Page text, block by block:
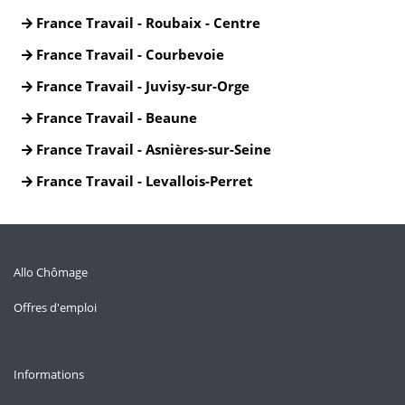
France Travail - Roubaix - Centre
France Travail - Courbevoie
France Travail - Juvisy-sur-Orge
France Travail - Beaune
France Travail - Asnières-sur-Seine
France Travail - Levallois-Perret
Allo Chômage
Offres d'emploi
Informations